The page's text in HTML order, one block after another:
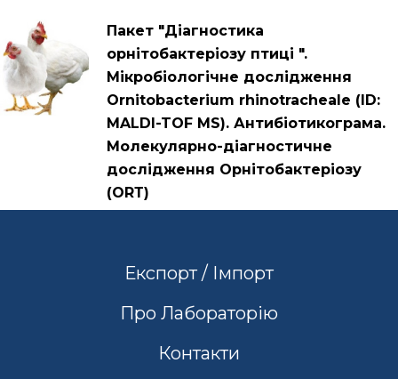
Пакет "Діагностика
орнітобактеріозу птиці ".
Мікробіологічне дослідження
Ornitobacterium rhinotracheale (ID:
MALDI-TOF MS). Антибіотикограма.
Молекулярно-діагностичне
дослідження Орнітобактеріозу
(ОRТ)
Експорт / Імпорт
Про Лабораторію
Контакти